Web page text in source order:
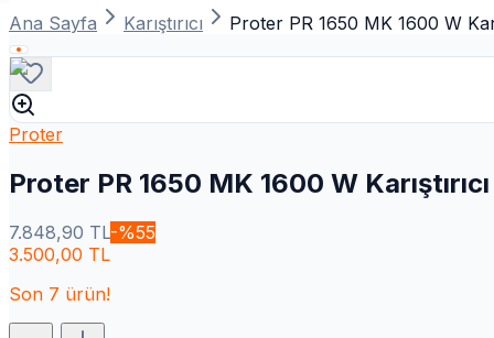
Ana Sayfa Karıştırıcı Proter PR 1650 MK 1600 W
Proter
Proter PR 1650 MK 1600 W Karıştırıcı
7.848,90 TL-%55
3.500,00 TL
Son 7 ürün!